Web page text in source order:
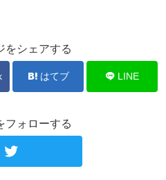
をシェアする
はてブ LINE
フォローする